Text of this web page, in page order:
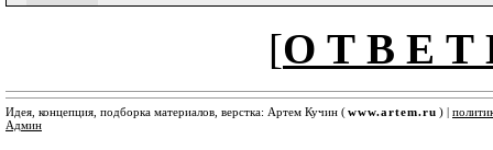
[О Т В Е Т
Идея, концепция, подборка материалов, верстка: Артем Кучин (www.artem.ru ) |
Админ